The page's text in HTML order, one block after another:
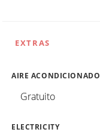
EXTRAS
AIRE ACONDICIONADO
Gratuito
ELECTRICITY